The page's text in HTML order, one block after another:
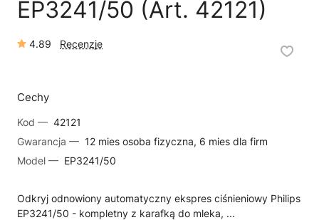
EP3241/50 (Art. 42121)
4.89 Recenzje
Cechy
Kod — 42121
Gwarancja — 12 mies osoba fizyczna, 6 mies dla firm
Model — EP3241/50
Odkryj odnowiony automatyczny ekspres ciśnieniowy Philips
EP3241/50 - kompletny z karafką do mleka, ...